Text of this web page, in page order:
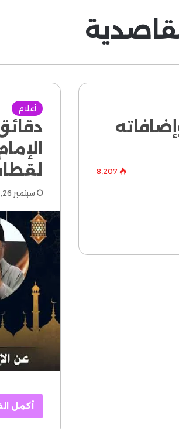
8٬207
أعلام
سبتمبر 26, 2020
أكمل